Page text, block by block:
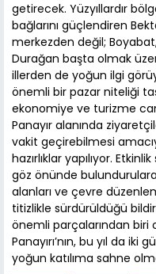
getirecek. Yüzyıllardır
bağlarını güçlendiren
merkezden değil;
Durağan başta olmak
illerden de yoğun ilgi
önemli bir pazar niteliği
ekonomiye ve turizme
Panayır alanında
vakit geçirebilmesi
hazırlıklar yapılıyor.
göz önünde
alanları ve çevre
titizlikle sürdürüldüğü
önemli parçalarından biri
Panayırı’nın, bu yıl da
yoğun katılıma sahne